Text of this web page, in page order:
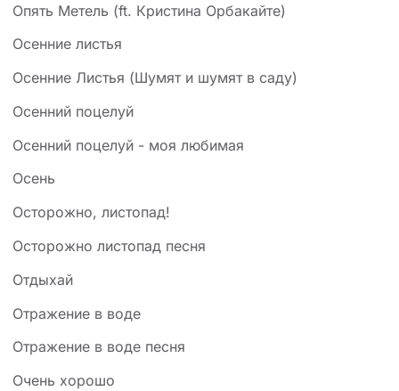
Опять Метель (ft. Кристина Орбакайте)
Осенние листья
Осенние Листья (Шумят и шумят в саду)
Осенний поцелуй
Осенний поцелуй - моя любимая
Осень
Осторожно, листопад!
Осторожно листопад песня
Отдыхай
Отражение в воде
Отражение в воде песня
Очень хорошо